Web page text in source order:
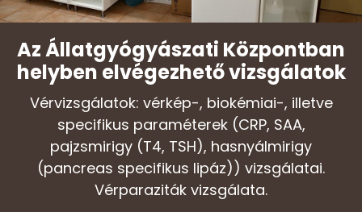
Az Állatgyógyászati Központban
helyben elvégezhető vizsgálatok
Vérvizsgálatok: vérkép-, biokémiai-, illetve
specifikus paraméterek (CRP, SAA,
pajzsmirigy (T4, TSH), hasnyálmirigy
(pancreas specifikus lipáz)) vizsgálatai.
Vérparaziták vizsgálata.